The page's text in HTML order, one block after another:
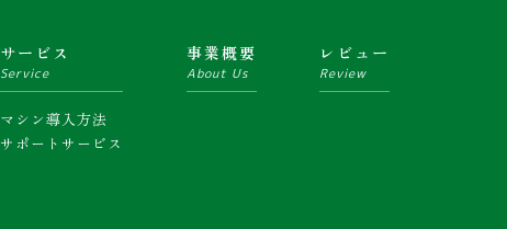
サービス
Service
マシン導入方法
サポートサービス
事業概要
About Us
レビュー
Review